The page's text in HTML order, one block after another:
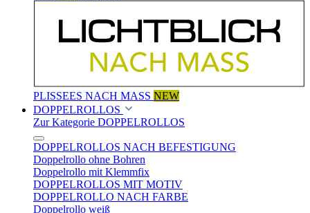
PLISSEES NACH MASS NEW
DOPPELROLLOS
Zur Kategorie DOPPELROLLOS
DOPPELROLLOS NACH BEFESTIGUNG
Doppelrollo ohne Bohren
Doppelrollo mit Klemmfix
DOPPELROLLOS MIT MOTIV
DOPPELROLLO NACH FARBE
Doppelrollo weiß